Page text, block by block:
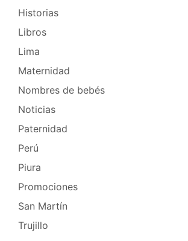
Historias
Libros
Lima
Maternidad
Nombres de bebés
Noticias
Paternidad
Perú
Piura
Promociones
San Martín
Trujillo